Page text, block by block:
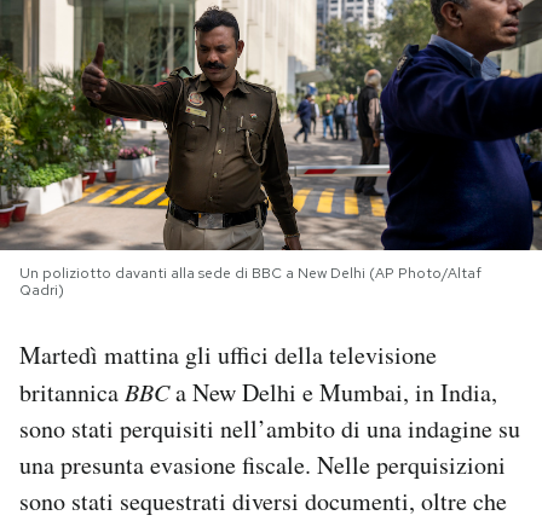
PODCAST
NEWSLETTER
I MIEI PREFERITI
CALENDARIO
AREA PERSONALE
Un poliziotto davanti alla sede di BBC a New Delhi (AP Photo/Altaf
Qadri)
Martedì mattina gli uffici della televisione
britannica BBCa New Delhi e Mumbai, in India,
sono stati perquisiti nell’ambito di una indagine su
una presunta evasione fiscale. Nelle perquisizioni
sono stati sequestrati diversi documenti, oltre che